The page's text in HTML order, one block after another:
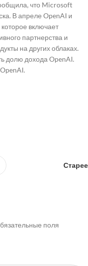
что Microsoft
В апреле OpenAI и
включает
партнерства и
на других облаках.
долю дохода OpenAI.
Старее
поля